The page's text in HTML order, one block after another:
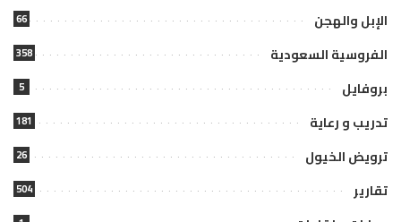
الإبل والهجن 66
الفروسية السعودية 358
بروفايل 5
تدريب و رعاية 181
ترويض الخيول 26
تقارير 504